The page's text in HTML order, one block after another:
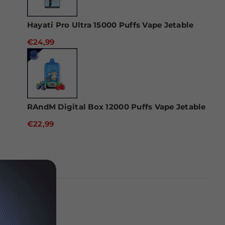
Hayati Pro Ultra 15000 Puffs Vape Jetable
€24,99
RAndM Digital Box 12000 Puffs Vape Jetable
€22,99